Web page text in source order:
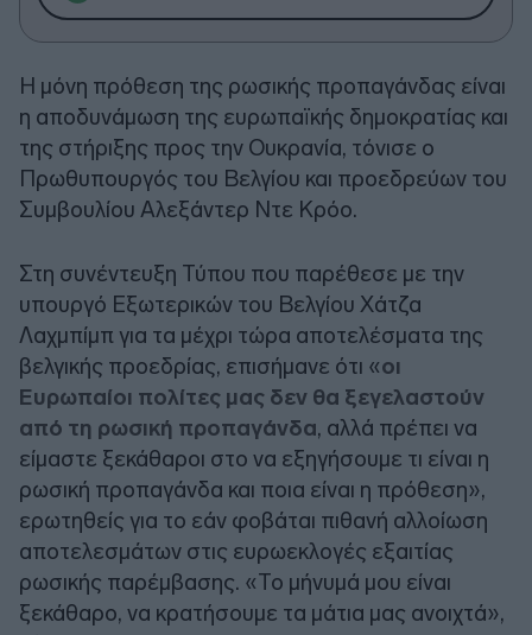
Η μόνη πρόθεση της ρωσικής προπαγάνδας είναι
η αποδυνάμωση της ευρωπαϊκής δημοκρατίας και
της στήριξης προς την Ουκρανία, τόνισε ο
Πρωθυπουργός του Βελγίου και προεδρεύων του
Συμβουλίου Αλεξάντερ Ντε Κρόο.
Στη συνέντευξη Τύπου που παρέθεσε με την
υπουργό Εξωτερικών του Βελγίου Χάτζα
Λαχμπίμπ για τα μέχρι τώρα αποτελέσματα της
βελγικής προεδρίας, επισήμανε ότι «οι
Ευρωπαίοι πολίτες μας δεν θα ξεγελαστούν
από τη ρωσική προπαγάνδα, αλλά πρέπει να
είμαστε ξεκάθαροι στο να εξηγήσουμε τι είναι η
ρωσική προπαγάνδα και ποια είναι η πρόθεση»,
ερωτηθείς για το εάν φοβάται πιθανή αλλοίωση
αποτελεσμάτων στις ευρωεκλογές εξαιτίας
ρωσικής παρέμβασης. «Το μήνυμά μου είναι
ξεκάθαρο, να κρατήσουμε τα μάτια μας ανοιχτά»,